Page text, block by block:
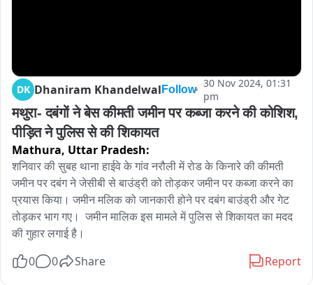
DK Dhaniram Khandelwal Follow 30 Nov 2024, 01:31
pm
मथुरा- दबंगों ने बेस कीमती जमीन पर कब्जा करने की कोशिश,
पीड़ित ने पुलिस से की शिकायत
Mathura, Uttar Pradesh:
शनिवार की सुबह थाना हाईवे के गांव नरौली में रोड के किनारे की कीमती
जमीन पर दबंग ने जेसीबी से बाउंड्री को तोड़कर जमीन पर कब्जा करने का
प्रयास किया। जमीन मलिक को जानकारी होने पर दबंग बाउंड्री और गेट
तोड़कर भाग गए।  जमीन मालिक इस मामले में पुलिस से शिकायत का मदद
की गुहार लगाई है।
0
0 Share Report